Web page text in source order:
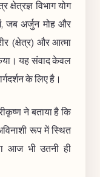
क्षेत्रज्ञ विभाग योग
जब अर्जुन मोह और
(क्षेत्र) और आत्मा
यह संवाद केवल
के लिए है।
ने बताया है कि
रूप में स्थित
आज भी उतनी ही